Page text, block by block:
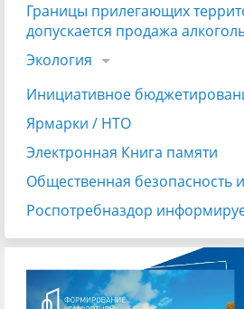
Границы прилегающих
допускается продажа
Экология
Инициативное
Ярмарки / НТО
Электронная Книга памяти
Общественная безопасность
Роспотребназдор